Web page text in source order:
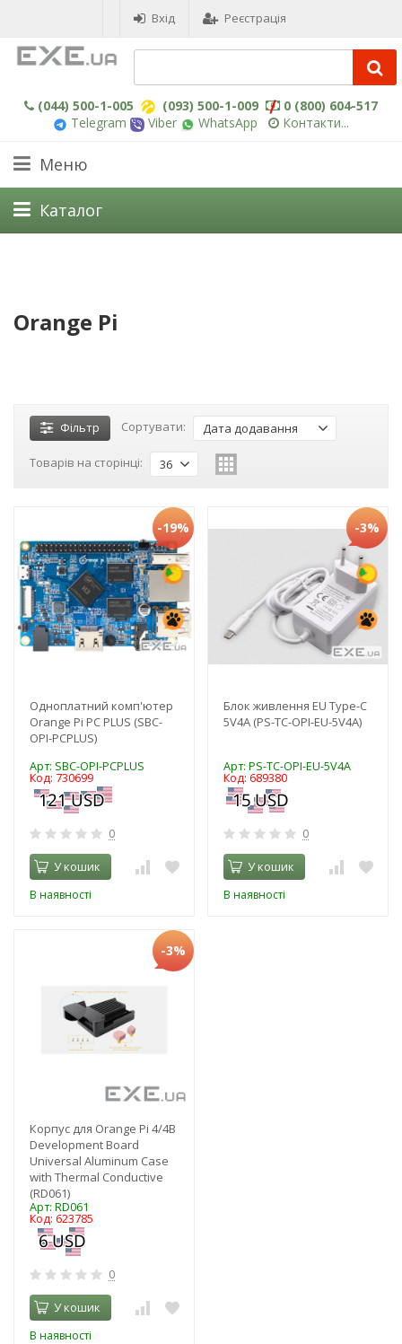
Вхід Реєстрація
(044) 500-1-005 (093) 500-1-009
0 (800) 604-517
Telegram
Viber WhatsApp Контакти...
Меню
Каталог
Orange Pi
Фільтр Сортувати: Дата додавання
Товарів на сторінці: 36
-19%
Одноплатний комп'ютер
Orange Pi PC PLUS (SBC-
OPI-PCPLUS)
Арт: SBC-OPI-PCPLUS
Код: 730699
0
У кошик
В наявності
-3%
Блок живлення EU Type-C
5V4A (PS-TC-OPI-EU-5V4A)
Арт: PS-TC-OPI-EU-5V4A
Код: 689380
0
У кошик
В наявності
-3%
Корпус для Orange Pi 4/4B
Development Board
Universal Aluminum Case
with Thermal Conductive
(RD061)
Арт: RD061
Код: 623785
0
У кошик
В наявності